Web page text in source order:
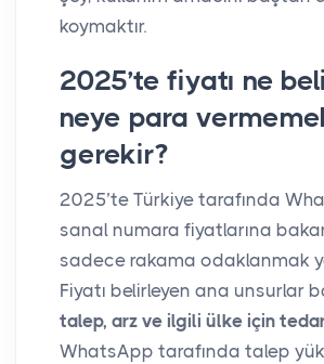
koymaktır.
2025’te fiyatı ne
neye para
gerekir?
2025’te Türkiye tarafında
sanal numara fiyatlarına
sadece rakama odaklanmak
Fiyatı belirleyen ana unsurlar
talep, arz ve ilgili ülke için
WhatsApp tarafında talep